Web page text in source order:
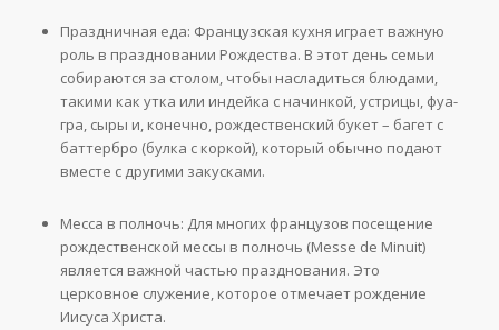
Праздничная еда: Французская кухня играет важную
роль в праздновании Рождества. В этот день семьи
собираются за столом, чтобы насладиться блюдами,
такими как утка или индейка с начинкой, устрицы, фуа-
гра, сыры и, конечно, рождественский букет – багет с
баттербро (булка с коркой), который обычно подают
вместе с другими закусками.
Месса в полночь: Для многих французов посещение
рождественской мессы в полночь (Messe de Minuit)
является важной частью празднования. Это
церковное служение, которое отмечает рождение
Иисуса Христа.